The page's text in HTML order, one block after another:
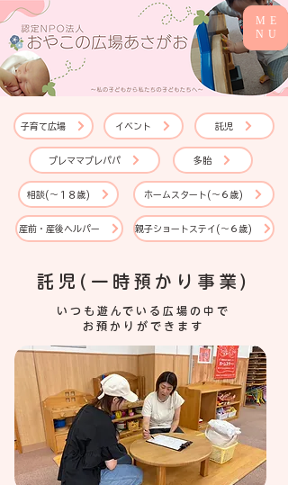
ME
NU
子育て広場 イベント 託児
プレママプレパパ 多胎
相談(～１８歳)
産前・産後ヘルパー
ホームスタート(～６歳)
親子ショートステイ(～６歳)
​託児(一時預かり事業)
いつも遊んでいる広場の中で
お預かりができます